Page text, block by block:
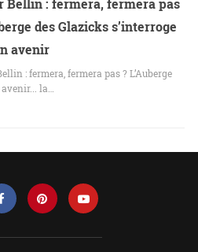
Bellin : fermera, fermera pas
des Glazicks s’interroge
avenir
: fermera, fermera pas ? L’Auberge
la…